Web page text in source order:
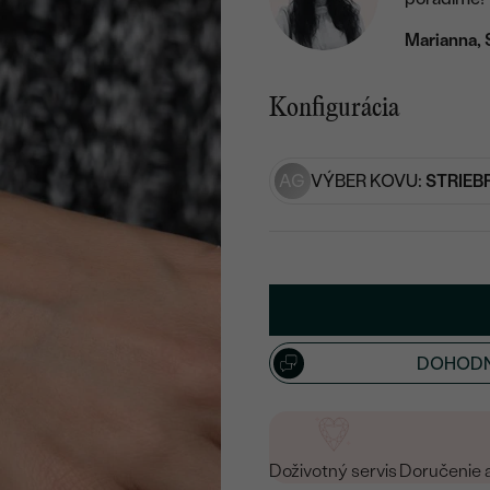
Marianna,
Konfigurácia
AG VÝBER KOVU:
Doživotný servis Doručenie